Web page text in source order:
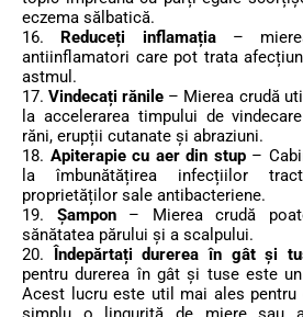
eczema sălbatică.
16. Reduceți inflamația–
antiinflamatori care pot trata
astmul.
17.Vindecați rănile – Mierea crudă
la accelerarea timpului de
răni, erupții cutanate și abraziuni.
18. Apiterapie cu aer din stup–
la îmbunătățirea infecțiilor
proprietăților sale antibacteriene.
19. Șampon – Mierea crudă
sănătatea părului și a scalpului.
20. Îndepărtați durerea în gât și
pentru durerea în gât și tuse este
Acest lucru este util mai ales